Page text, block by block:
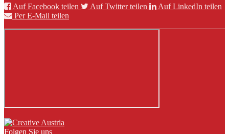
Auf Facebook teilen
Auf Twitter teilen
Auf LinkedIn teilen
Per E-Mail teilen
Folgen Sie uns